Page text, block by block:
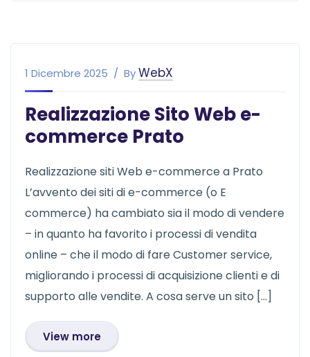
1 Dicembre 2025 ByWebX
Realizzazione Sito Web e-
commerce Prato
Realizzazione siti Web e-commerce a Prato
L’avvento dei siti di e-commerce (o E
commerce) ha cambiato sia il modo di vendere
– in quanto ha favorito i processi di vendita
online – che il modo di fare Customer service,
migliorando i processi di acquisizione clienti e di
supporto alle vendite. A cosa serve un sito […]
View more